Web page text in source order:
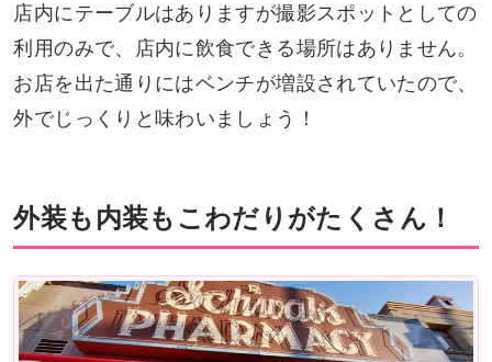
店内にテーブルはありますが撮影スポットとしての
利用のみで、店内に飲食できる場所はありません。
お店を出た通りにはベンチが増設されていたので、
外でじっくりと味わいましょう！
外装も内装もこわだりがたくさん！